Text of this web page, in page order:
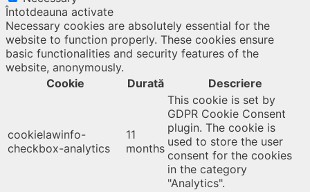
Întotdeauna activate
Necessary cookies are absolutely essential for the
website to function properly. These cookies ensure
basic functionalities and security features of the
website, anonymously.
Cookie
Durată Descriere
cookielawinfo-
checkbox-analytics
11
months
This cookie is set by
GDPR Cookie Consent
plugin. The cookie is
used to store the user
consent for the cookies
in the category
"Analytics".